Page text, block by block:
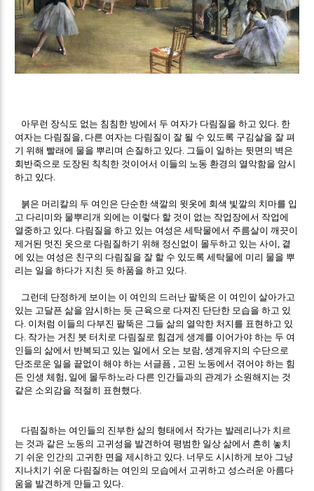
아무런 장식도 없는 침침한 방에서 두 여자가 다림질을 하고 있다. 한
여자는 다림질을, 다른 여자는 다림질이 잘 될 수 있도록 구김살을 잘 펴
기 위해 빨래에 물을 뿌리며 손질하고 있다. 그들이 일하는 뒷면의 벽은
회반죽으로 도장된 칙칙한 것이어서 이들의 노동 환경의 열악함을 암시
하고 있다.
붉은 머리칼의 두 여인은 단순한 색깔의 윗옷에 회색 빛깔의 치마를 입
고 다리미와 물뿌리개 외에는 이렇다 할 것이 없는 작업장에서 작업에
열중하고 있다. 다림질을 하고 있는 여성은 세탁물에서 주름살이 깨끗이
제거된 멋진 옷으로 다림질하기 위해 정신없이 몰두하고 있는 사이, 곁
에 있는 여성은 친구의 다림질을 잘 할 수 있도록 세탁물에 미리 물을 뿌
리는 일을 하다가 지친 듯 하품을 하고 있다.
그런데 단정하게 보이는 이 여인의 드러난 팔뚝은 이 여인이 살아가고
있는 고달픈 삶을 암시하는 듯 근육으로 다져진 단단한 모습을 하고 있
다. 이처럼 이들의 다부진 팔뚝은 그들 삶의 열악한 처지를 표현하고 있
다. 작가는 거친 붓 터치로 다림질로 힘겹게 생계를 이어가야 하는 두 여
인들의 삶에서 반복되고 있는 일에서 오는 보람,생계유지의 수단으로
단조로운 일을 끝없이 해야 하는 서글픔, 고된 노동에서 겪어야 하는 힘
든 인생 체험, 일에 몰두하노라 다른 인간들과의 관계가 소원해지는 것
같은 소외감을 적절히 표현했다.
다림질하는 여인들의 진부한 삶의 형태에서 작가는 발레리나가 치르
는 것과 같은 노동의 고귀성을 발견하여 평범한 일상 삶에서 흔히 놓치
기 쉬운 인간의 고귀한 면을 제시하고 있다. 너무도 시시하게 보아 그냥
지나치기 쉬운 다림질하는 여인의 모습에서 고귀하고 성스러운 아름다
움을 발견하게 만들고 있다.